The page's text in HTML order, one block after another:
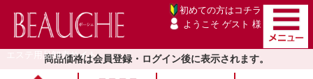
エステ用品卸売サイト
初めての方は コチラ
ようこそ ゲスト 様
商品価格は会員登録・ログイン後に表示されます。